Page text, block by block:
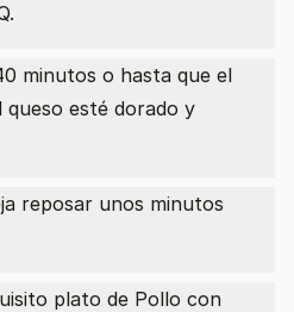
minutos o hasta que el
esté dorado y
reposar unos minutos
plato de Pollo con